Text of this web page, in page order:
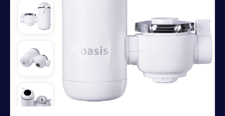
Управляющая компания